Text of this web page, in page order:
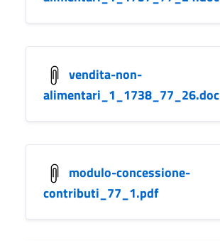
vendita-non-
alimentari_1_1738_77_26.doc
modulo-concessione-
contributi_77_1.pdf